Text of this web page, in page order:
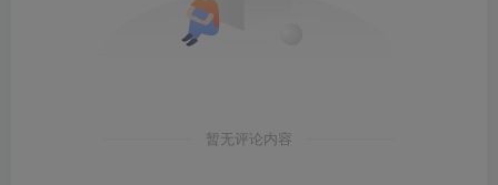
暂无评论内容